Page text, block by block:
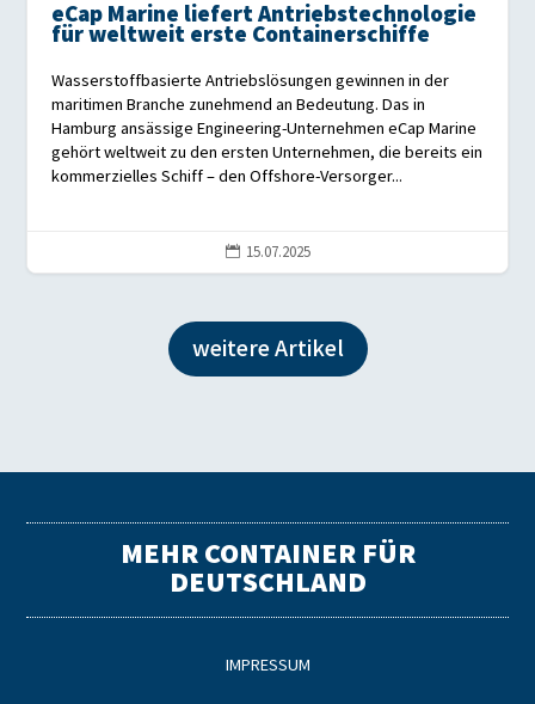
eCap Marine liefert Antriebstechnologie
für weltweit erste Containerschiffe
Wasserstoffbasierte Antriebslösungen gewinnen in der
maritimen Branche zunehmend an Bedeutung. Das in
Hamburg ansässige Engineering-Unternehmen eCap Marine
gehört weltweit zu den ersten Unternehmen, die bereits ein
kommerzielles Schiff – den Offshore-Versorger...
 15.07.2025
weitere Artikel
MEHR CONTAINER FÜR
DEUTSCHLAND
IMPRESSUM